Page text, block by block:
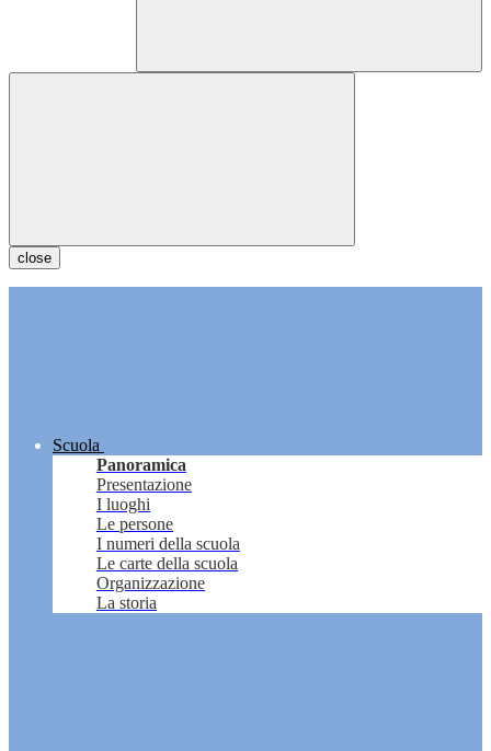
close
Scuola
Panoramica
Presentazione
I luoghi
Le persone
I numeri della scuola
Le carte della scuola
Organizzazione
La storia